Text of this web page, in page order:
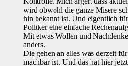
wird obwohl die ganze Misere
hin bekannt ist. Und eigentlich
Politker eine einfache
Mit etwas Wollen und
anders.
Die gehen an alles was derzeit
machbar ist. Und das hat hier